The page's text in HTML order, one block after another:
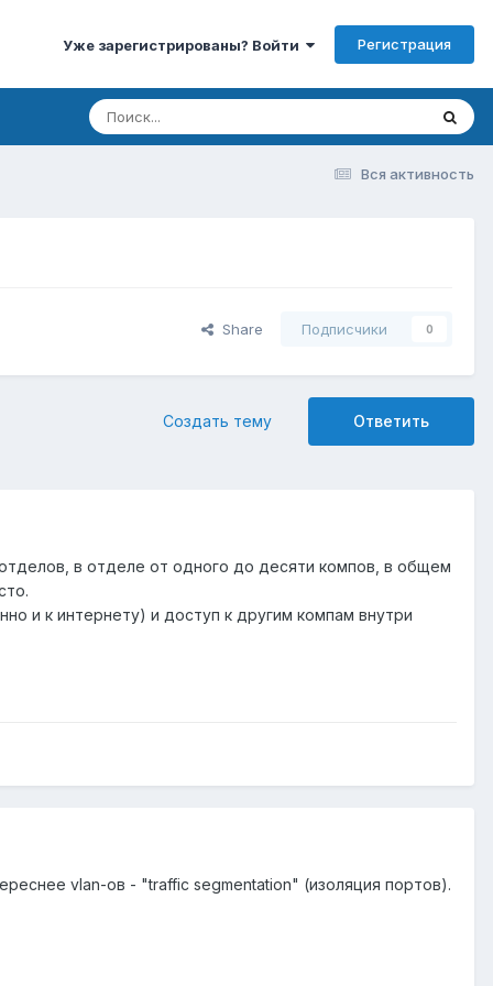
Уже зарегистрированы? Войти Регистрация
Вся активность
Share Подписчики 0
Ответить
Создать тему
в отделе от одного до десяти компов, в общем
и к интернету) и доступ к другим компам внутри
vlan-ов - "traffic segmentation" (изоляция портов).